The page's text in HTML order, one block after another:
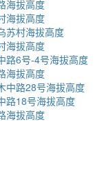
海拔高度
海拔高度
苏村海拔高度
海拔高度
路6号-4号海拔高度
海拔高度
中路28号海拔高度
路18号海拔高度
海拔高度